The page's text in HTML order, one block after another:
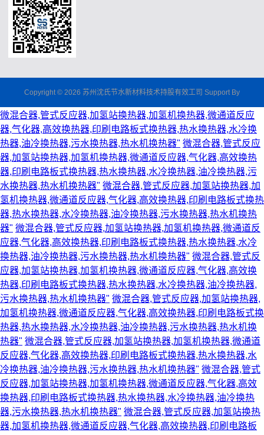
Copyright © 2026 苏州沈氏节水新材料技术持股有效工司 Support By
微混合器,管式反应器,加氢站换热器,加氢机换热器,微通道反应
器,气化器,高效换热器,印刷电路板式换热器,热水换热器,水冷换
热器,油冷换热器,污水换热器,热水机换热器" 微混合器,管式反应
器,加氢站换热器,加氢机换热器,微通道反应器,气化器,高效换热
器,印刷电路板式换热器,热水换热器,水冷换热器,油冷换热器,污
水换热器,热水机换热器" 微混合器,管式反应器,加氢站换热器,加
氢机换热器,微通道反应器,气化器,高效换热器,印刷电路板式换热
器,热水换热器,水冷换热器,油冷换热器,污水换热器,热水机换热
器" 微混合器,管式反应器,加氢站换热器,加氢机换热器,微通道反
应器,气化器,高效换热器,印刷电路板式换热器,热水换热器,水冷
换热器,油冷换热器,污水换热器,热水机换热器" 微混合器,管式反
应器,加氢站换热器,加氢机换热器,微通道反应器,气化器,高效换
热器,印刷电路板式换热器,热水换热器,水冷换热器,油冷换热器,
污水换热器,热水机换热器" 微混合器,管式反应器,加氢站换热器,
加氢机换热器,微通道反应器,气化器,高效换热器,印刷电路板式换
热器,热水换热器,水冷换热器,油冷换热器,污水换热器,热水机换
热器" 微混合器,管式反应器,加氢站换热器,加氢机换热器,微通道
反应器,气化器,高效换热器,印刷电路板式换热器,热水换热器,水
冷换热器,油冷换热器,污水换热器,热水机换热器" 微混合器,管式
反应器,加氢站换热器,加氢机换热器,微通道反应器,气化器,高效
换热器,印刷电路板式换热器,热水换热器,水冷换热器,油冷换热
器,污水换热器,热水机换热器" 微混合器,管式反应器,加氢站换热
器,加氢机换热器,微通道反应器,气化器,高效换热器,印刷电路板